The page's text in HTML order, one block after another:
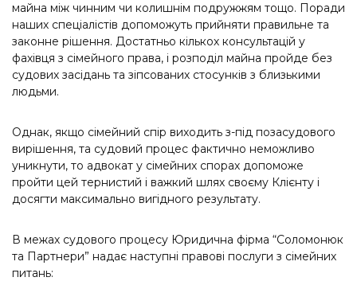
майна між чинним чи колишнім подружжям тощо. Поради
наших спеціалістів допоможуть прийняти правильне та
законне рішення. Достатньо кількох консультацій у
фахівця з сімейного права, і розподіл майна пройде без
судових засідань та зіпсованих стосунків з близькими
людьми.
Однак, якщо сімейний спір виходить з-під позасудового
вирішення, та судовий процес фактично неможливо
уникнути, то адвокат у сімейних спорах допоможе
пройти цей тернистий і важкий шлях своєму Клієнту і
досягти максимально вигідного результату.
В межах судового процесу Юридична фірма “Соломонюк
та Партнери” надає наступні правові послуги з сімейних
питань: